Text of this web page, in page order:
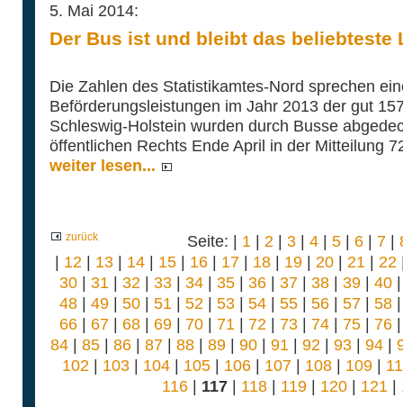
5. Mai 2014:
Der Bus ist und bleibt das beliebteste
Die Zahlen des Statistikamtes-Nord sprechen
Beförderungsleistungen im Jahr 2013 der gut
Schleswig-Holstein wurden durch Busse
öffentlichen Rechts Ende April in der Mitteilung
weiter lesen...
zurück Seite: | 1 | 2 | 3 | 4 | 5 | 6 | 7 |
| 12 | 13| 14| 15| 16| 17| 18| 19| 20| 21 | 22
30| 31 | 32 | 33| 34| 35| 36| 37| 38| 39| 40
48| 49| 50| 51 | 52 | 53| 54| 55| 56| 57| 58
66| 67| 68| 69| 70| 71 | 72 | 73| 74| 75| 76
84| 85| 86| 87| 88| 89| 90| 91 | 92 | 93| 94|
102 | 103 | 104 | 105 | 106 | 107 | 108 | 109 |
116 | 117 | 118 | 119 | 120 | 121 |